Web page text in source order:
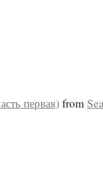
первая) from